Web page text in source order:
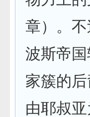
章）。
波斯帝
家簇的
由耶叔亚